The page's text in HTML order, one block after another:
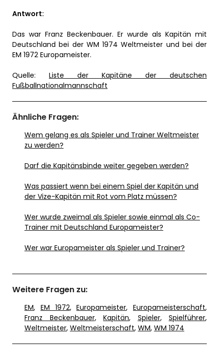
Antwort:
Das war Franz Beckenbauer. Er wurde als Kapitän mit
Deutschland bei der WM 1974 Weltmeister und bei der
EM 1972 Europameister.
Quelle: Liste der Kapitäne der deutschen
Fußballnationalmannschaft
Ähnliche Fragen:
Wem gelang es als Spieler und Trainer Weltmeister
zu werden?
Darf die Kapitänsbinde weiter gegeben werden?
Was passiert wenn bei einem Spiel der Kapitän und
der Vize-Kapitän mit Rot vom Platz müssen?
Wer wurde zweimal als Spieler sowie einmal als Co-
Trainer mit Deutschland Europameister?
Wer war Europameister als Spieler und Trainer?
Weitere Fragen zu:
EM, EM 1972,Europameister, Europameisterschaft,
Franz Beckenbauer, Kapitän, Spieler, Spielführer,
Weltmeister, Weltmeisterschaft, WM, WM 1974